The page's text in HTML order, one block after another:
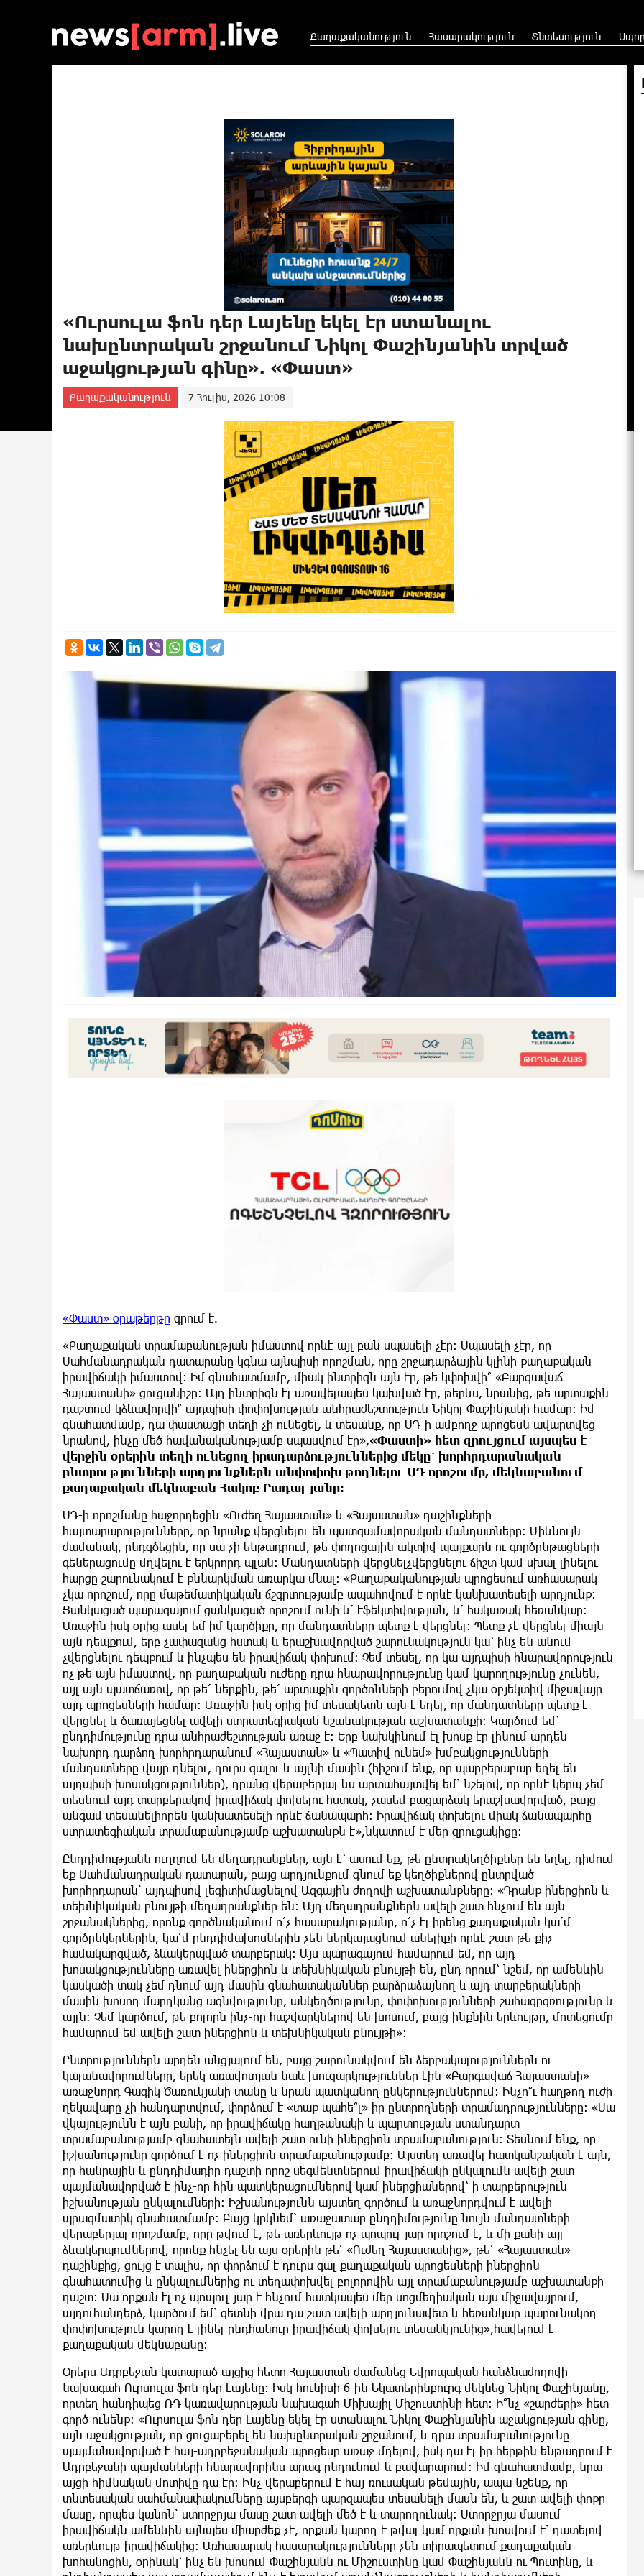
Քաղաքականություն Հասարակություն Տնտեսություն
«Ուրսուլա ֆոն դեր Լայենը եկել էր ստանալու
նախընտրական շրջանում Նիկոլ Փաշինյանին տրված
աջակցության գինը». «Փաստ»
Քաղաքականություն 7 Հուլիս, 2026 10:08
«Փաստ» օրաթերթը գրում է.
«Քաղաքական տրամաբանության իմաստով որևէ այլ բան սպասելի չէր։ Սպասելի չէր, որ
Սահմանադրական դատարանը կգնա այնպիսի որոշման, որը շրջադարձային կլինի քաղաքական
իրավիճակի իմաստով։ Իմ գնահատմամբ, միակ ինտրիգն այն էր, թե կփոխվի՞ «Բարգավաճ
Հայաստանի» ցուցանիշը։ Այդ ինտրիգն էլ առավելապես կախված էր, թերևս, նրանից, թե արտաքին
դաշտում կձևավորվի՞ այդպիսի փոփոխության անհրաժեշտություն Նիկոլ Փաշինյանի համար։ Իմ
գնահատմամբ, դա փաստացի տեղի չի ունեցել, և տեսանք, որ ՍԴ-ի ամբողջ պրոցեսն ավարտվեց
նրանով, ինչը մեծ հավանականությամբ սպասվում էր»,«Փաստի» հետ զրույցում այսպես է
վերջին օրերին տեղի ունեցող իրադարձություններից մեկը՝ խորհրդարանական
ընտրությունների արդյունքներն անփոփոխ թողնելու ՍԴ որոշումը, մեկնաբանում
քաղաքական մեկնաբան Հակոբ Բադալ յանը։
ՍԴ-ի որոշմանը հաջորդեցին «Ուժեղ Հայաստան» և «Հայաստան» դաշինքների
հայտարարությունները, որ նրանք վերցնելու են պատգամավորական մանդատները։ Միևնույն
ժամանակ, ընդգծեցին, որ սա չի ենթադրում, թե փողոցային ակտիվ պայքարն ու գործընթացների
գեներացումը մղվելու է երկրորդ պլան։ Մանդատների վերցնելչվերցնելու ճիշտ կամ սխալ լինելու
հարցը շարունակում է քննարկման առարկա մնալ։ «Քաղաքականության պրոցեսում առհասարակ
չկա որոշում, որը մաթեմատիկական ճշգրտությամբ ապահովում է որևէ կանխատեսելի արդյունք։
Ցանկացած պարագայում ցանկացած որոշում ունի և՛ էֆեկտիվության, և՛ հակառակ հեռանկար։
Առաջին իսկ օրից ասել եմ իմ կարծիքը, որ մանդատները պետք է վերցնել։ Պետք չէ վերցնել միայն
այն դեպքում, երբ չափազանց հստակ և երաշխավորված շարունակություն կա՝ ինչ են անում
չվերցնելու դեպքում և ինչպես են իրավիճակ փոխում։ Չեմ տեսել, որ կա այդպիսի հնարավորություն
ոչ թե այն իմաստով, որ քաղաքական ուժերը դրա հնարավորությունը կամ կարողությունը չունեն,
այլ այն պատճառով, որ թե՛ ներքին, թե՛ արտաքին գործոնների բերումով չկա օբյեկտիվ միջավայր
այդ պրոցեսների համար։ Առաջին իսկ օրից իմ տեսակետն այն է եղել, որ մանդատները պետք է
վերցնել և ծառայեցնել ավելի ստրատեգիական նշանակության աշխատանքի։ Կարծում եմ՝
ընդդիմությունը դրա անհրաժեշտության առաջ է։ Երբ նախկինում էլ խոսք էր լինում արդեն
նախորդ դարձող խորհրդարանում «Հայաստան» և «Պատիվ ունեմ» խմբակցությունների
մանդատները վայր դնելու, դուրս գալու և այլնի մասին (հիշում ենք, որ պարբերաբար եղել են
այդպիսի խոսակցություններ), դրանց վերաբերյալ ևս արտահայտվել եմ՝ նշելով, որ որևէ կերպ չեմ
տեսնում այդ տարբերակով իրավիճակ փոխելու հստակ, չասեմ բացարձակ երաշխավորված, բայց
անգամ տեսանելիորեն կանխատեսելի որևէ ճանապարհ։ Իրավիճակ փոխելու միակ ճանապարհը
ստրատեգիական տրամաբանությամբ աշխատանքն է»,նկատում է մեր զրուցակիցը։
Ընդդիմությանն ուղղում են մեղադրանքներ, այն է՝ ասում եք, թե ընտրակեղծիքներ են եղել, դիմում
եք Սահմանադրական դատարան, բայց արդյունքում գնում եք կեղծիքներով ընտրված
խորհրդարան՝ այդպիսով լեգիտիմացնելով Ազգային ժողովի աշխատանքները։ «Դրանք իներցիոն և
տեխնիկական բնույթի մեղադրանքներ են։ Այդ մեղադրանքներն ավելի շատ հնչում են այն
շրջանակներից, որոնք գործնականում ո՛չ հասարակությանը, ո՛չ էլ իրենց քաղաքական կա՛մ
գործընկերներին, կա՛մ ընդդիմախոսներին չեն ներկայացնում անելիքի որևէ շատ թե քիչ
համակարգված, ձևակերպված տարբերակ։ Այս պարագայում համարում եմ, որ այդ
խոսակցությունները առավել իներցիոն և տեխնիկական բնույթի են, ընդ որում՝ նշեմ, որ ամենևին
կասկածի տակ չեմ դնում այդ մասին գնահատականներ բարձրաձայնող և այդ տարբերակների
մասին խոսող մարդկանց ազնվությունը, անկեղծությունը, փոփոխությունների շահագրգռությունը և
այլն։ Չեմ կարծում, թե բոլորն ինչ-որ հաշվարկներով են խոսում, բայց ինքնին երևույթը, մոտեցումը
համարում եմ ավելի շատ իներցիոն և տեխնիկական բնույթի»։
Ընտրություններն արդեն անցյալում են, բայց շարունակվում են ձերբակալություններն ու
կալանավորումները, երեկ առավոտյան նաև խուզարկություններ էին «Բարգավաճ Հայաստանի»
առաջնորդ Գագիկ Ծառուկյանի տանը և նրան պատկանող ընկերություններում։ Ինչո՞ւ հաղթող ուժի
ղեկավարը չի հանդարտվում, փորձում է «տաք պահե՞լ» իր ընտրողների տրամադրությունները։ «Սա
վկայությունն է այն բանի, որ իրավիճակը հաղթանակի և պարտության ստանդարտ
տրամաբանությամբ գնահատելն ավելի շատ ունի իներցիոն տրամաբանություն։ Տեսնում ենք, որ
իշխանությունը գործում է ոչ իներցիոն տրամաբանությամբ։ Այստեղ առավել հատկանշական է այն,
որ հանրային և ընդդիմադիր դաշտի որոշ սեգմենտներում իրավիճակի ընկալումն ավելի շատ
պայմանավորված է ինչ-որ հին պատկերացումներով կամ իներցիաներով՝ ի տարբերություն
իշխանության ընկալումների։ Իշխանությունն այստեղ գործում և առաջնորդվում է ավելի
պրագմատիկ գնահատմամբ։ Բայց կրկնեմ՝ առաջատար ընդդիմությունը նույն մանդատների
վերաբերյալ որոշմամբ, որը թվում է, թե առերևույթ ոչ պոպուլ յար որոշում է, և մի քանի այլ
ձևակերպումներով, որոնք հնչել են այս օրերին թե՛ «Ուժեղ Հայաստանից», թե՛ «Հայաստան»
դաշինքից, ցույց է տալիս, որ փորձում է դուրս գալ քաղաքական պրոցեսների իներցիոն
գնահատումից և ընկալումներից ու տեղափոխվել բոլորովին այլ տրամաբանությամբ աշխատանքի
դաշտ։ Սա որքան էլ ոչ պոպուլ յար է հնչում հատկապես մեր սոցմեդիական այս միջավայրում,
այդուհանդերձ, կարծում եմ՝ գետնի վրա դա շատ ավելի արդյունավետ և հեռանկար պարունակող
փոփոխություն կարող է լինել ընդհանուր իրավիճակ փոխելու տեսանկյունից»,հավելում է
քաղաքական մեկնաբանը։
Օրերս Ադրբեջան կատարած այցից հետո Հայաստան ժամանեց Եվրոպական հանձնաժողովի
նախագահ Ուրսուլա ֆոն դեր Լայենը։ Իսկ հունիսի 6-ին Եկատերինբուրգ մեկնեց Նիկոլ Փաշինյանը,
որտեղ հանդիպեց ՌԴ կառավարության նախագահ Միխայիլ Միշուստինի հետ։ Ի՞նչ «շարժերի» հետ
գործ ունենք: «Ուրսուլա ֆոն դեր Լայենը եկել էր ստանալու Նիկոլ Փաշինյանին աջակցության գինը,
այն աջակցության, որ ցուցաբերել են նախընտրական շրջանում, և դրա տրամաբանությունը
պայմանավորված է հայ-ադրբեջանական պրոցեսը առաջ մղելով, իսկ դա էլ իր հերթին ենթադրում է
Ադրբեջանի պայմանների հնարավորինս արագ ընդունում և բավարարում։ Իմ գնահատմամբ, նրա
այցի հիմնական մոտիվը դա էր։ Ինչ վերաբերում է հայ-ռուսական թեմային, ապա նշենք, որ
տնտեսական սահմանափակումները այսբերգի պարզապես տեսանելի մասն են, և շատ ավելի փոքր
մասը, որպես կանոն՝ ստորջրյա մասը շատ ավելի մեծ է և տարողունակ։ Ստորջրյա մասում
իրավիճակն ամենևին այնպես միարժեք չէ, որքան կարող է թվալ կամ որքան խոսվում է՝ դատելով
առերևույթ իրավիճակից։ Առհասարակ հասարակությունները չեն տիրապետում քաղաքական
խոհանոցին, օրինակ՝ ինչ են խոսում Փաշինյանն ու Միշուստինը կամ Փաշինյանն ու Պուտինը, և